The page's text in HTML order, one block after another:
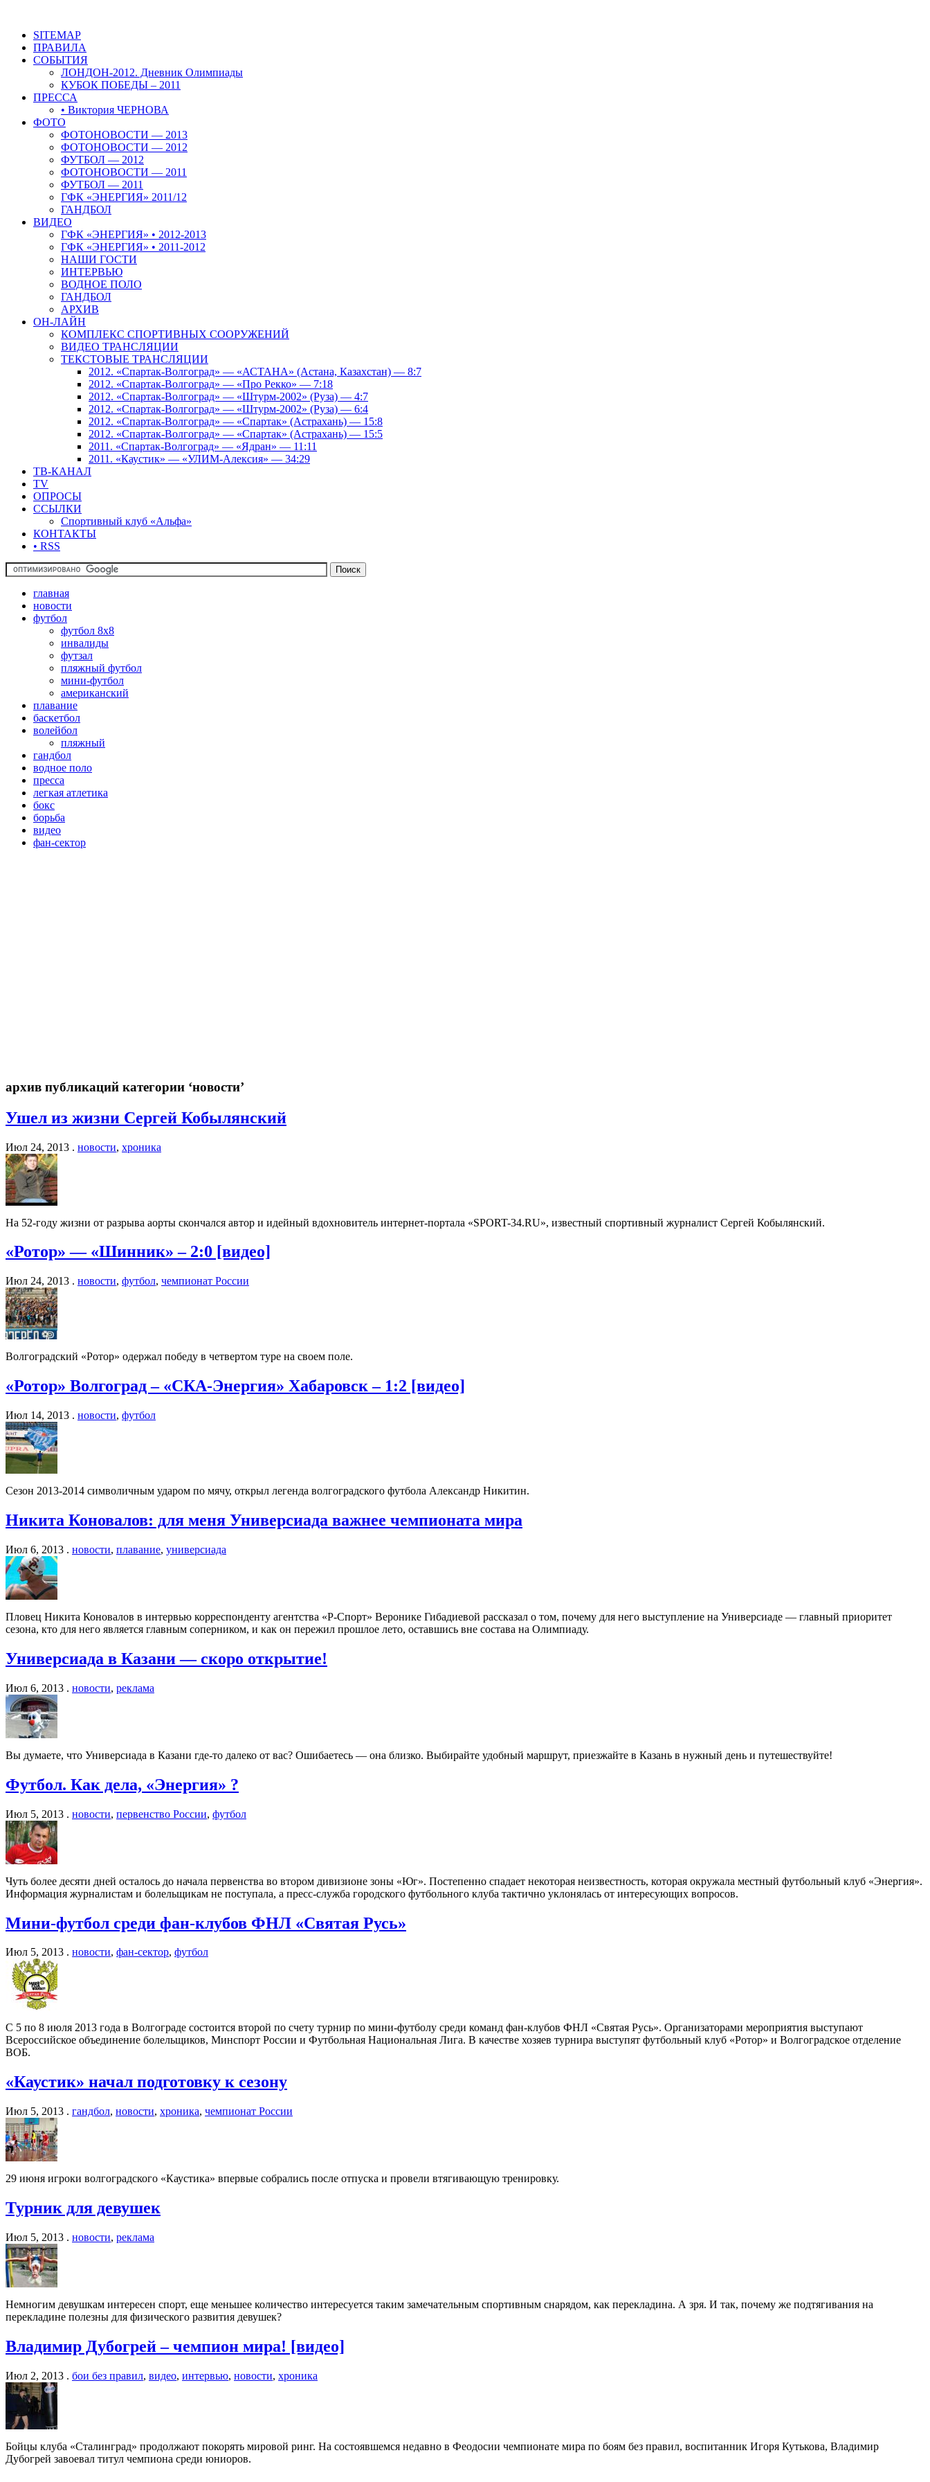
SITEMAP
ПРАВИЛА
СОБЫТИЯ
ЛОНДОН-2012. Дневник Олимпиады
КУБОК ПОБЕДЫ – 2011
ПРЕССА
• Виктория ЧЕРНОВА
ФОТО
ФОТОНОВОСТИ — 2013
ФОТОНОВОСТИ — 2012
ФУТБОЛ — 2012
ФОТОНОВОСТИ — 2011
ФУТБОЛ — 2011
ГФК «ЭНЕРГИЯ» 2011/12
ГАНДБОЛ
ВИДЕО
ГФК «ЭНЕРГИЯ» • 2012-2013
ГФК «ЭНЕРГИЯ» • 2011-2012
НАШИ ГОСТИ
ИНТЕРВЬЮ
ВОДНОЕ ПОЛО
ГАНДБОЛ
АРХИВ
ОН-ЛАЙН
КОМПЛЕКС СПОРТИВНЫХ СООРУЖЕНИЙ
ВИДЕО ТРАНСЛЯЦИИ
ТЕКСТОВЫЕ ТРАНСЛЯЦИИ
2012. «Спартак-Волгоград» — «АСТАНА» (Астана, Казахстан) — 8:7
2012. «Спартак-Волгоград» — «Про Рекко» — 7:18
2012. «Спартак-Волгоград» — «Штурм-2002» (Руза) — 4:7
2012. «Спартак-Волгоград» — «Штурм-2002» (Руза) — 6:4
2012. «Спартак-Волгоград» — «Спартак» (Астрахань) — 15:8
2012. «Спартак-Волгоград» — «Спартак» (Астрахань) — 15:5
2011. «Спартак-Волгоград» — «Ядран» — 11:11
2011. «Каустик» — «УЛИМ-Алексия» — 34:29
ТВ-КАНАЛ
TV
ОПРОСЫ
ССЫЛКИ
Спортивный клуб «Альфа»
КОНТАКТЫ
• RSS
главная
новости
футбол
футбол 8х8
инвалиды
футзал
пляжный футбол
мини-футбол
американский
плавание
баскетбол
волейбол
пляжный
гандбол
водное поло
пресса
легкая атлетика
бокс
борьба
видео
фан-сектор
архив публикаций категории ‘новости’
Ушел из жизни Сергей Кобылянский
Июл 24, 2013 . новости, хроника
На 52-году жизни от разрыва аорты скончался автор и идейный вдохновитель интернет-портала «SPORT-34.RU», известный спортивный журналист Сергей Кобылянский.
«Ротор» — «Шинник» – 2:0 [видео]
Июл 24, 2013 . новости, футбол, чемпионат России
Волгоградский «Ротор» одержал победу в четвертом туре на своем поле.
«Ротор» Волгоград – «СКА-Энергия» Хабаровск – 1:2 [видео]
Июл 14, 2013 . новости, футбол
Сезон 2013-2014 символичным ударом по мячу, открыл легенда волгоградского футбола Александр Никитин.
Никита Коновалов: для меня Универсиада важнее чемпионата мира
Июл 6, 2013 . новости, плавание, универсиада
Пловец Никита Коновалов в интервью корреспонденту агентства «Р-Спорт» Веронике Гибадиевой рассказал о том, почему для него выступление на Универсиаде — главный приоритет
сезона, кто для него является главным соперником, и как он пережил прошлое лето, оставшись вне состава на Олимпиаду.
Универсиада в Казани — скоро открытие!
Июл 6, 2013 . новости, реклама
Вы думаете, что Универсиада в Казани где-то далеко от вас? Ошибаетесь — она близко. Выбирайте удобный маршрут, приезжайте в Казань в нужный день и путешествуйте!
Футбол. Как дела, «Энергия» ?
Июл 5, 2013 . новости, первенство России, футбол
Чуть более десяти дней осталось до начала первенства во втором дивизионе зоны «Юг». Постепенно спадает некоторая неизвестность, которая окружала местный футбольный клуб «Энергия».
Информация журналистам и болельщикам не поступала, а пресс-служба городского футбольного клуба тактично уклонялась от интересующих вопросов.
Мини-футбол среди фан-клубов ФНЛ «Святая Русь»
Июл 5, 2013 . новости, фан-сектор, футбол
С 5 по 8 июля 2013 года в Волгограде состоится второй по счету турнир по мини-футболу среди команд фан-клубов ФНЛ «Святая Русь». Организаторами мероприятия выступают
Всероссийское объединение болельщиков, Минспорт России и Футбольная Национальная Лига. В качестве хозяев турнира выступят футбольный клуб «Ротор» и Волгоградское отделение
ВОБ.
«Каустик» начал подготовку к сезону
Июл 5, 2013 . гандбол, новости, хроника, чемпионат России
29 июня игроки волгоградского «Каустика» впервые собрались после отпуска и провели втягивающую тренировку.
Турник для девушек
Июл 5, 2013 . новости, реклама
Немногим девушкам интересен спорт, еще меньшее количество интересуется таким замечательным спортивным снарядом, как перекладина. А зря. И так, почему же подтягивания на
перекладине полезны для физического развития девушек?
Владимир Дубогрей – чемпион мира! [видео]
Июл 2, 2013 . бои без правил, видео, интервью, новости, хроника
Бойцы клуба «Сталинград» продолжают покорять мировой ринг. На состоявшемся недавно в Феодосии чемпионате мира по боям без правил, воспитанник Игоря Кутькова, Владимир
Дубогрей завоевал титул чемпиона среди юниоров.